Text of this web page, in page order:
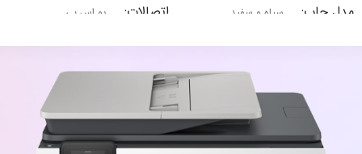
مدل چاپ سیاه و سفید اتصالات یو اس بی